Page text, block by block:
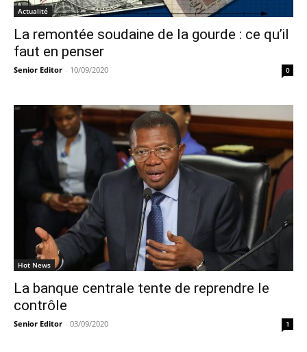
Actualité
La remontée soudaine de la gourde : ce qu’il
faut en penser
Senior Editor - 10/09/2020 0
Hot News
La banque centrale tente de reprendre le
contrôle
Senior Editor - 03/09/2020 1